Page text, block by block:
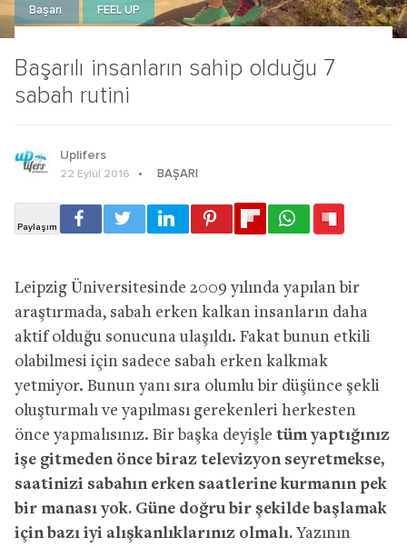
Başarılı insanların sahip olduğu 7
sabah rutini
Başarı FEEL UP
Uplifers
22 Eylül 2016 BAŞARI
Leipzig Üniversitesinde 2009 yılında yapılan bir
araştırmada, sabah erken kalkan insanların daha
aktif olduğu sonucuna ulaşıldı. Fakat bunun etkili
olabilmesi için sadece sabah erken kalkmak
yetmiyor. Bunun yanı sıra olumlu bir düşünce şekli
oluşturmalı ve yapılması gerekenleri herkesten
önce yapmalısınız. Bir başka deyişle tüm yaptığınız
işe gitmeden önce biraz televizyon seyretmekse,
saatinizi sabahın erken saatlerine kurmanın pek
bir manası yok. Güne doğru bir şekilde başlamak
için bazı iyi alışkanlıklarınız olmalı. Yazının